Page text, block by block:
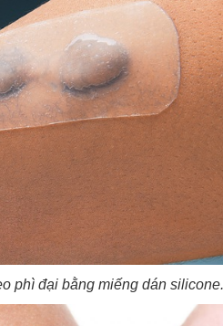
phì đại bằng miếng dán silicone.